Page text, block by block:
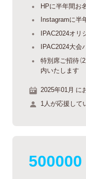
HPに半年間お
Instagramに半
IPAC2024オリ
IPAC2024大会
特別席ご招待
内いたします
2025年01月 に
1人が応援して
500000